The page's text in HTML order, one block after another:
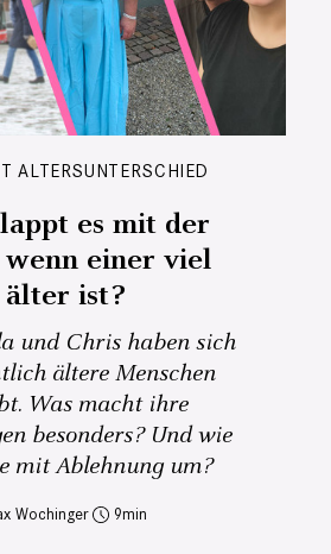
ALTERSUNTERSCHIED
es mit der
wenn einer viel
älter ist?
und Chris haben sich
ältere Menschen
Was macht ihre
besonders? Und wie
mit Ablehnung um?
Wochinger 9